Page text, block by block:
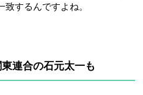
するんですよね。
連合の石元太一も